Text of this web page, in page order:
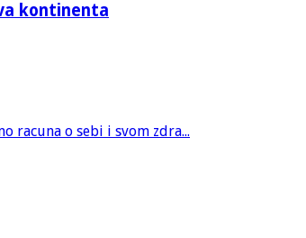
kontinenta
racuna o sebi i svom zdra...